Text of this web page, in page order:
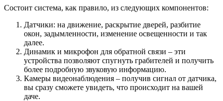
Состоит система, как правило, из следующих компонентов:
Датчики: на движение, раскрытие дверей, разбитие
окон, задымленности, изменение освещенности и так
далее.
Динамик и микрофон для обратной связи – эти
устройства позволяют спугнуть грабителей и получить
более подробную звуковую информацию.
Камеры видеонаблюдения – получив сигнал от датчика,
вы сразу сможете увидеть, что происходит на вашей
даче.